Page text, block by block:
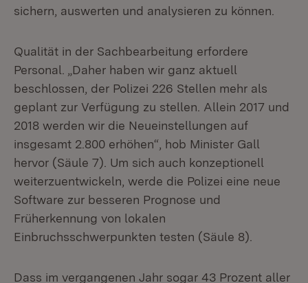
sichern, auswerten und analysieren zu können.
Qualität in der Sachbearbeitung erfordere
Personal. „Daher haben wir ganz aktuell
beschlossen, der Polizei 226 Stellen mehr als
geplant zur Verfügung zu stellen. Allein 2017 und
2018 werden wir die Neueinstellungen auf
insgesamt 2.800 erhöhen“, hob Minister Gall
hervor (Säule 7). Um sich auch konzeptionell
weiterzuentwickeln, werde die Polizei eine neue
Software zur besseren Prognose und
Früherkennung von lokalen
Einbruchsschwerpunkten testen (Säule 8).
Dass im vergangenen Jahr sogar 43 Prozent aller